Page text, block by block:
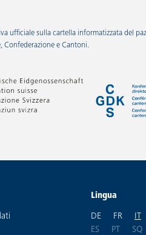
ufficiale sulla cartella informatizzata del
Confederazione e Cantoni.
Lingua
SPRACHE
DE FR IT
CHANGE
ES CHANGE
PT SQ